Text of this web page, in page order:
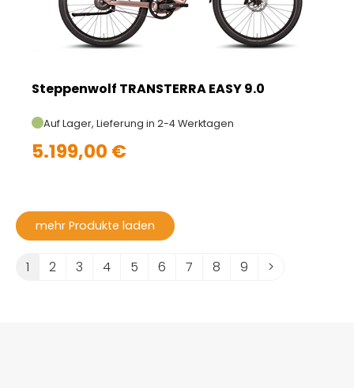
Steppenwolf TRANSTERRA EASY 9.0
Auf Lager, Lieferung in 2-4 Werktagen
5.199,00 €
mehr Produkte laden
1 2 3 4 5 6 7 8 9 >